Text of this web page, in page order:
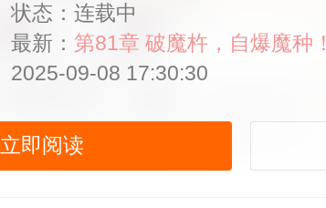
状态：连载中
最新： 第81章 破魔杵，自爆魔种！
2025-09-08 17:30:30
立即阅读